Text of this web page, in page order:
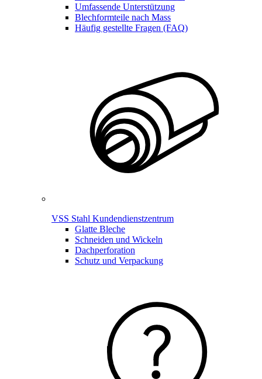
Umfassende Unterstützung
Blechformteile nach Mass
Häufig gestellte Fragen (FAQ)
VSS Stahl Kundendienstzentrum
Glatte Bleche
Schneiden und Wickeln
Dachperforation
Schutz und Verpackung